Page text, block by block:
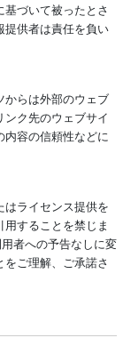
づいて被ったとさ
提供者は責任を負い
からは外部のウェブ
ク先のウェブサイ
内容の信頼性などに
ライセンス提供を
することを禁じま
者への予告なしに変
ご理解、ご承諾さ